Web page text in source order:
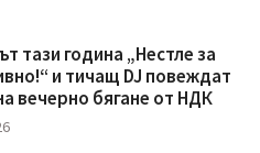
тази година „Нестле за
и тичащ DJ повеждат
вечерно бягане от НДК